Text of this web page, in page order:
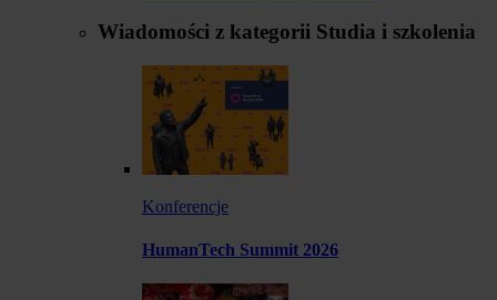
Wiadomości z kategorii Studia i szkolenia
Konferencje
HumanTech Summit 2026